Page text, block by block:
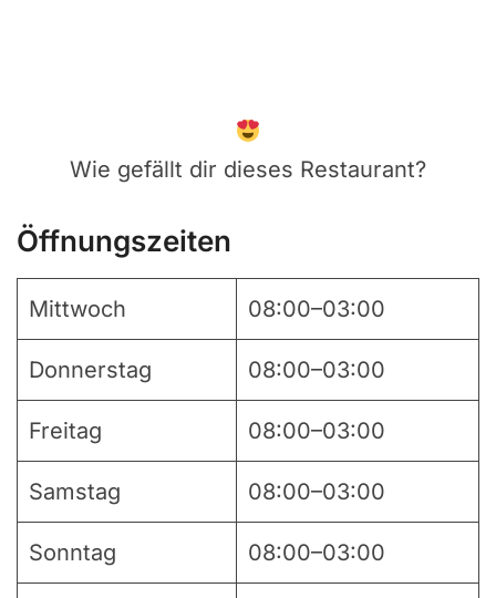
Wie gefällt dir dieses Restaurant?
Öffnungszeiten
Mittwoch 08:00–03:00
Donnerstag 08:00–03:00
Freitag 08:00–03:00
Samstag 08:00–03:00
Sonntag 08:00–03:00